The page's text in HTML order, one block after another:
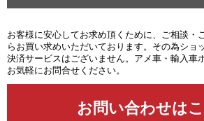
お客様に安心してお求め頂くために、ご相談・
らお買い求めいただいております。その為ショ
決済サービスはございません。アメ車・輸入車
お気軽にお問合せください。